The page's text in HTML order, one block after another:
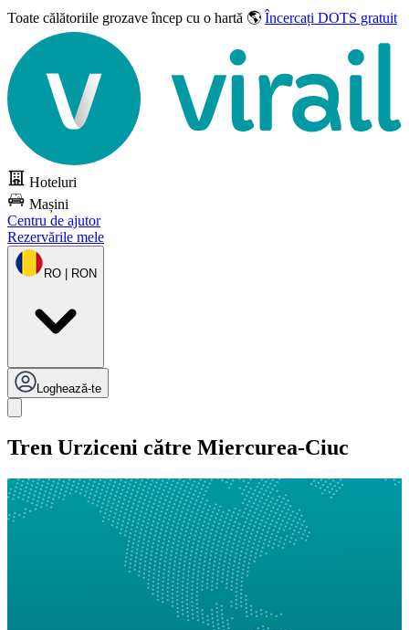
Toate călătoriile grozaveîncep cu o hartă 🌎 Încercați DOTS gratuit
Hoteluri
Mașini
Centru de ajutor
Rezervările mele
RO | RON
Loghează-te
Tren Urziceni către Miercurea-Ciuc